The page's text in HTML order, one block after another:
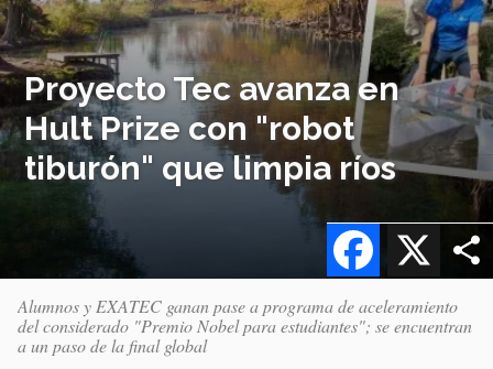
Proyecto Tec avanza en
Hult Prize con "robot
tiburón" que limpia ríos
X
Facebook
Alumnos y EXATEC ganan pase a programa de aceleramiento
del considerado "Premio Nobel para estudiantes"; se encuentran
a un paso de la final global